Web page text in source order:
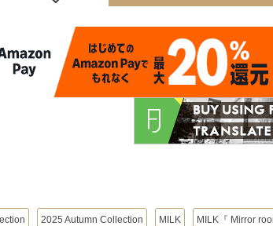
2025 Autumn Collection MILK MILK『 Mirror